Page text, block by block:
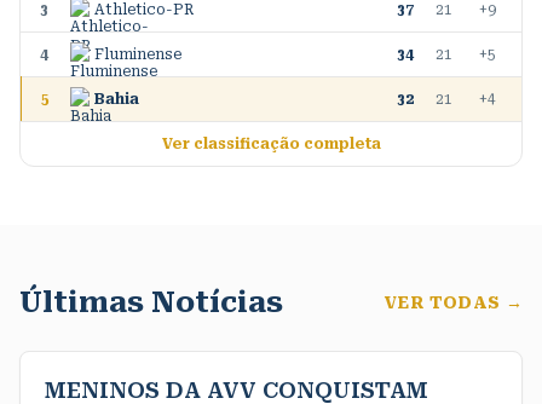
3 Athletico-PR 37 21 +9
4 Fluminense 34 21 +5
5 Bahia 32 21 +4
Ver classificação completa
Últimas Notícias VER TODAS →
MENINOS DA AVV CONQUISTAM